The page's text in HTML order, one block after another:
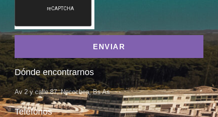
ENVIAR
Dónde encontrarnos
Av 2 y calle 87, Necochea, Bs As
Teléfonos